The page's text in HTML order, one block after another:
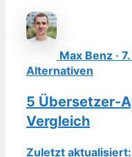
Max Benz ·
Alternativen
5 Übersetzer-
Vergleich
Zuletzt